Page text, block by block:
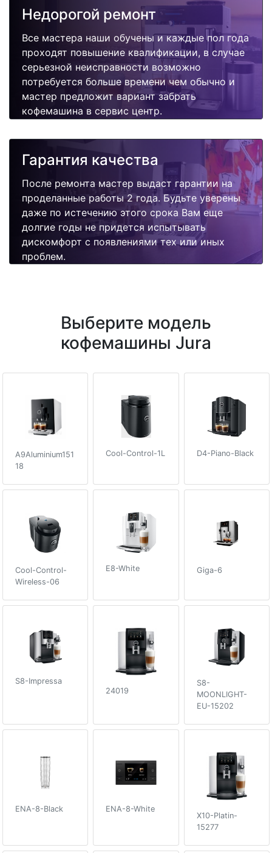
Недорогой ремонт
Все мастера наши обучены и каждые пол года
проходят повышение квалификации, в случае
серьезной неисправности возможно
потребуется больше времени чем обычно и
мастер предложит вариант забрать
кофемашина в сервис центр.
Гарантия качества
После ремонта мастер выдаст гарантии на
проделанные работы 2 года. Будьте уверены
даже по истечению этого срока Вам еще
долгие годы не придется испытывать
дискомфорт с появлениями тех или иных
проблем.
Выберите модель
кофемашины Jura
A9Aluminium151
18
Cool-Control-1L D4-Piano-Black
Cool-Control-
Wireless-06
E8-White Giga-6
S8-Impressa
24019
S8-
MOONLIGHT-
EU-15202
ENA-8-Black ENA-8-White
X10-Platin-
15277